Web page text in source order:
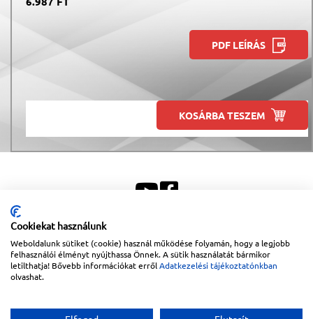
PDF LEÍRÁS
KOSÁRBA TESZEM
Sitemap| Impresszum
Copyright © 2026Lapanthera Kft.Webbolt | 1047Budapest, Váci út 15-19.|+36-30/539-
Cookiekat használunk
Weboldalunk sütiket (cookie) használ működése folyamán, hogy a legjobb
felhasználói élményt nyújthassa Önnek. A sütik használatát bármikor
letilthatja! Bővebb információkat errőlAdatkezelési tájékoztatónkban
olvashat.